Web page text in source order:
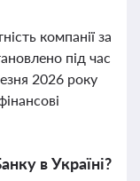
компанії за
під час
2026 року
в Україні?